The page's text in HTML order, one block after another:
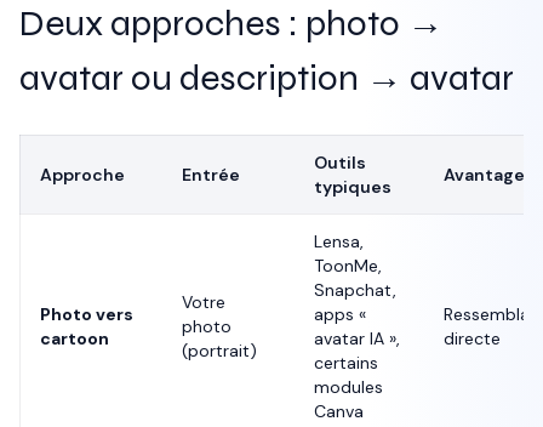
Deux approches : photo →
avatar ou description → avatar
Approche Entrée
Outils
typiques
Avantage
Photo vers
cartoon
Votre
photo
(portrait)
Lensa,
ToonMe,
Snapchat,
apps «
avatar IA »,
certains
modules
Canva
directe